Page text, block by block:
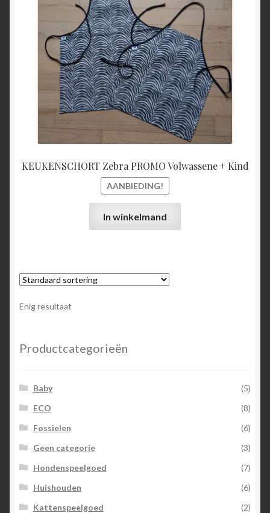
KEUKENSCHORT Zebra PROMO Volwassene + Kind
AANBIEDING!
€27,00.
In winkelmand
Enig resultaat
Productcategorieën
Baby
(5)
ECO
(8)
Fossielen
(6)
Geen categorie
(3)
Hondenspeelgoed
(7)
Huishouden
(6)
Kattenspeelgoed
(2)